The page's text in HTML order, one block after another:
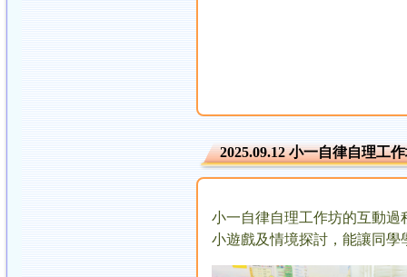
2025.09.12 小一自律自理工
小一自律自理工作坊的互動
小遊戲及情境探討，能讓同